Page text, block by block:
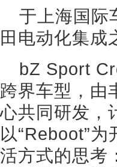
于上海国际
田电动化集成
bZ Sport
跨界车型，由
心共同研发，
以“Reboot”
活方式的思考